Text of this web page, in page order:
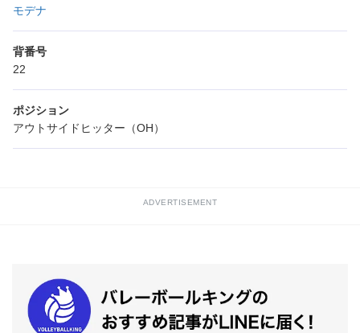
モデナ
背番号
22
ポジション
アウトサイドヒッター（OH）
ADVERTISEMENT